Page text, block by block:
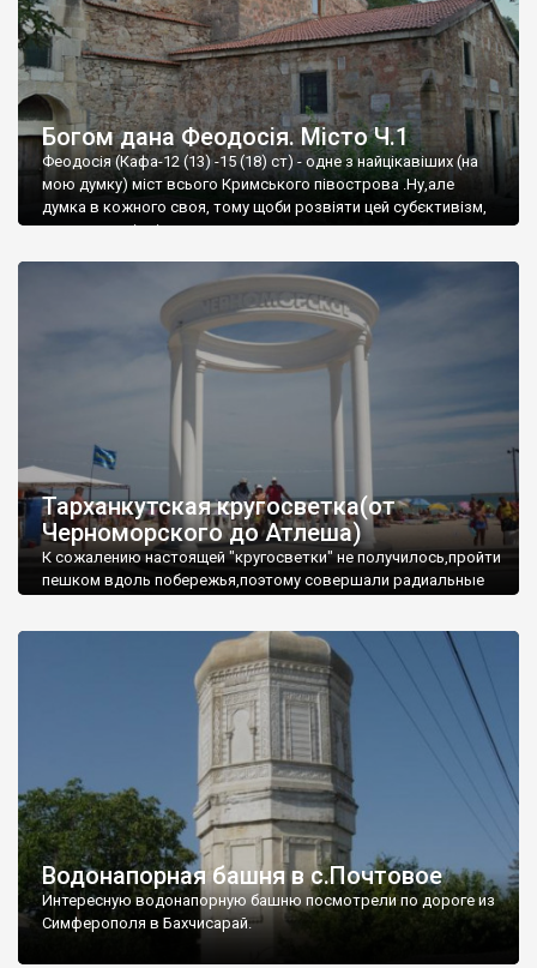
Богом дана Феодосія. Місто Ч.1
Феодосія (Кафа-12 (13) -15 (18) ст) - одне з найцікавіших (на
мою думку) міст всього Кримського півострова .Ну,але
думка в кожного своя, тому щоби розвіяти цей субєктивізм,
запрошую відвідати це
Тарханкутская кругосветка(от
Черноморского до Атлеша)
К сожалению настоящей "кругосветки" не получилось,пройти
пешком вдоль побережья,поэтому совершали радиальные
Водонапорная башня в с.Почтовое
Интересную водонапорную башню посмотрели по дороге из
Симферополя в Бахчисарай.